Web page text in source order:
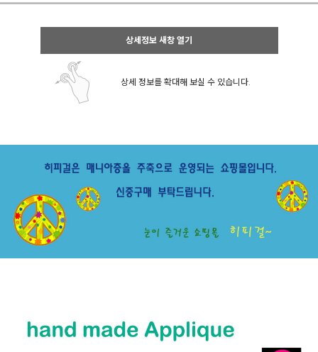
상세정보 새창 열기
상세 정보를 확대해 보실 수 있습니다.